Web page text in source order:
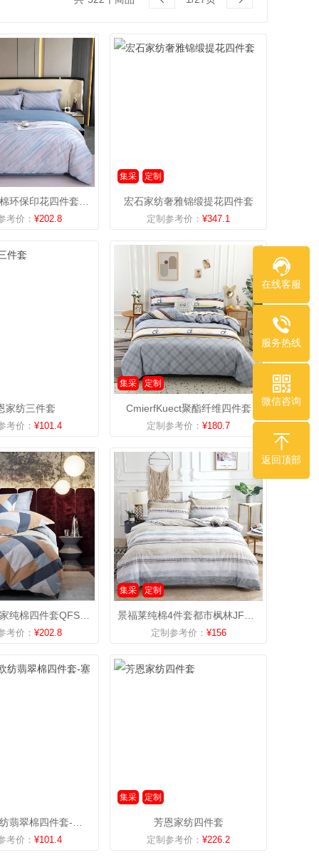
考价： ¥202.8
集采 定制
宏石家纺奢雅锦缎提花四件套
定制参考价： ¥347.1
家纺三件套
考价： ¥101.4
集采 定制
CmierfKuect聚酯纤维四件套
定制参考价： ¥180.7
考价： ¥202.8
集采 定制
定制参考价： ¥156
考价： ¥101.4
集采 定制
芳恩家纺四件套
定制参考价： ¥226.2
在线客服
服务热线
微信咨询
返回顶部